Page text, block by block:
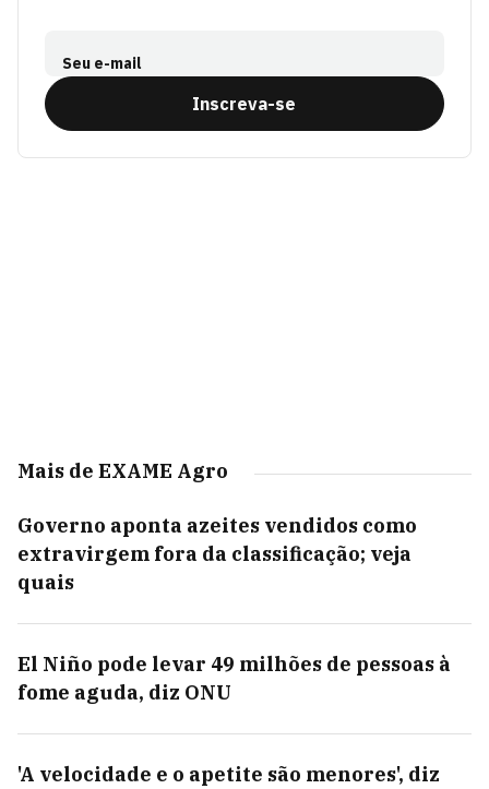
Seu e-mail
Inscreva-se
Mais de EXAME Agro
Governo aponta azeites vendidos como
extravirgem fora da classificação; veja
quais
El Niño pode levar 49 milhões de pessoas à
fome aguda, diz ONU
'A velocidade e o apetite são menores', diz